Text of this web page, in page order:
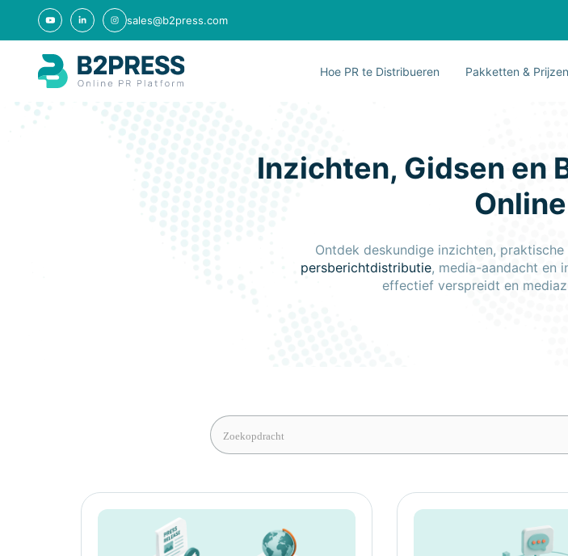
sales@b2press.com
Hoe PR te Distribueren Pakketten & Prijzen
Inzichten, Gidsen en
Ontdek deskundige inzichten,
persberichtdistributie, media-aandacht en
effectief verspreidt en